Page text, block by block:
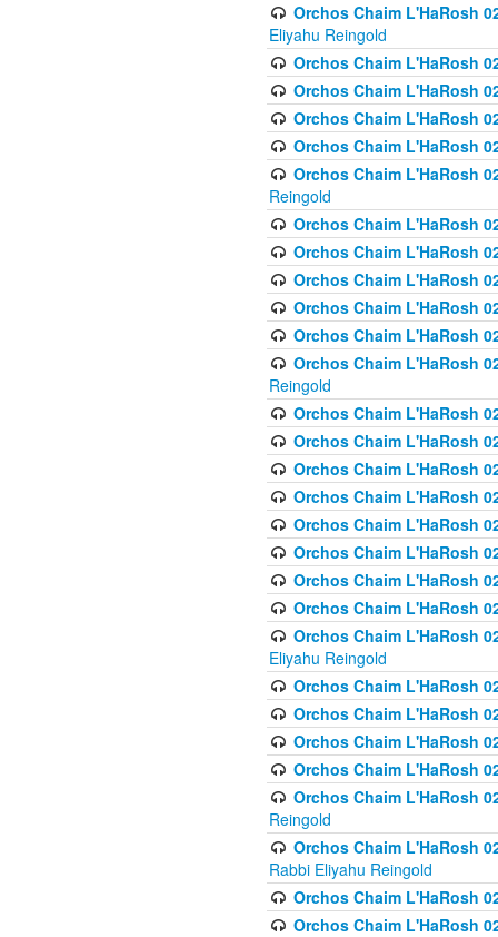
Orchos Chaim L'HaRosh
Eliyahu Reingold
Orchos Chaim L'HaRosh
Orchos Chaim L'HaRosh
Orchos Chaim L'HaRosh
Orchos Chaim L'HaRosh
Orchos Chaim L'HaRosh
Reingold
Orchos Chaim L'HaRosh
Orchos Chaim L'HaRosh
Orchos Chaim L'HaRosh
Orchos Chaim L'HaRosh
Orchos Chaim L'HaRosh
Orchos Chaim L'HaRosh
Reingold
Orchos Chaim L'HaRosh
Orchos Chaim L'HaRosh
Orchos Chaim L'HaRosh
Orchos Chaim L'HaRosh
Orchos Chaim L'HaRosh
Orchos Chaim L'HaRosh
Orchos Chaim L'HaRosh
Orchos Chaim L'HaRosh
Orchos Chaim L'HaRosh
Eliyahu Reingold
Orchos Chaim L'HaRosh
Orchos Chaim L'HaRosh
Orchos Chaim L'HaRosh
Orchos Chaim L'HaRosh
Orchos Chaim L'HaRosh
Reingold
Orchos Chaim L'HaRosh
Rabbi Eliyahu Reingold
Orchos Chaim L'HaRosh
Orchos Chaim L'HaRosh